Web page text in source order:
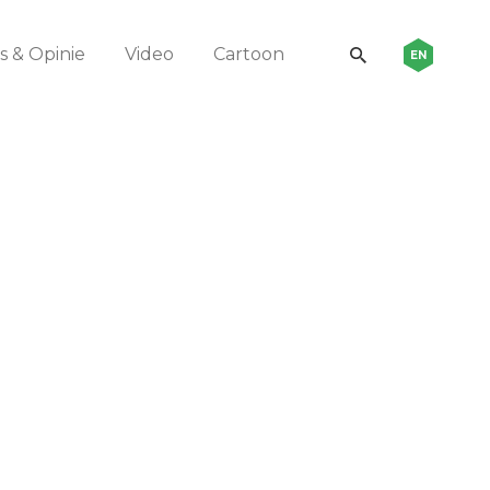
& Opinie Video Cartoon EN